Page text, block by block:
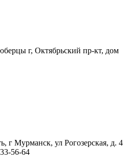
г, Октябрьский пр-кт, дом
г Мурманск, ул Рогозерская, д. 4
56-64